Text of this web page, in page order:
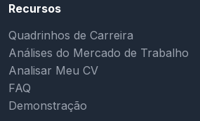
Recursos
Quadrinhos de Carreira
Análises do Mercado de Trabalho
Analisar Meu CV
FAQ
Demonstração